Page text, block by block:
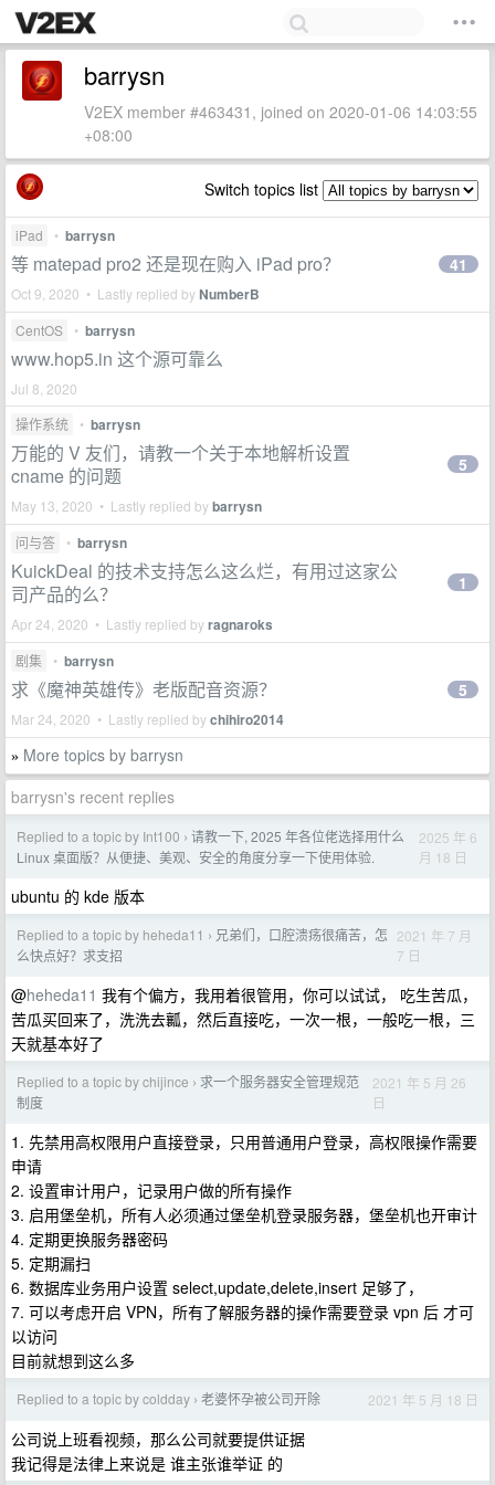
barrysn
V2EX member #463431, joined on 2020-01-06 14:03:55
+08:00
Switch topics list
iPad • barrysn
等 matepad pro2 还是现在购入 iPad pro？
Oct 9, 2020 • Lastly replied byNumberB
41
CentOS • barrysn
www.hop5.in 这个源可靠么
Jul 8, 2020
操作系统
• barrysn
万能的 V 友们，请教一个关于本地解析设置
cname 的问题
May 13, 2020 • Lastly replied bybarrysn
5
问与答 • barrysn
KuickDeal 的技术支持怎么这么烂，有用过这家公
司产品的么？
Apr 24, 2020 • Lastly replied byragnaroks
1
剧集 • barrysn
求《魔神英雄传》老版配音资源？
Mar 24, 2020 • Lastly replied bychihiro2014
5
» More topics by barrysn
barrysn's recent replies
Replied to a topic by Int100 › 请教一下, 2025 年各位佬选择用什么
Linux 桌面版？从便捷、美观、安全的角度分享一下使用体验.
2025 年 6
月 18 日
ubuntu 的 kde 版本
Replied to a topic by heheda11 › 兄弟们，口腔溃疡很痛苦，怎
么快点好？求支招
2021 年 7 月
7 日
@heheda11 我有个偏方，我用着很管用，你可以试试， 吃生苦瓜，
苦瓜买回来了，洗洗去瓤，然后直接吃，一次一根，一般吃一根，三
天就基本好了
Replied to a topic by chijince › 求一个服务器安全管理规范
制度
2021 年 5 月 26
日
1. 先禁用高权限用户直接登录，只用普通用户登录，高权限操作需要
申请
2. 设置审计用户，记录用户做的所有操作
3. 启用堡垒机，所有人必须通过堡垒机登录服务器，堡垒机也开审计
4. 定期更换服务器密码
5. 定期漏扫
6. 数据库业务用户设置 select,update,delete,insert 足够了，
7. 可以考虑开启 VPN，所有了解服务器的操作需要登录 vpn 后 才可
以访问
目前就想到这么多
Replied to a topic by coldday › 老婆怀孕被公司开除 2021 年 5 月 18 日
公司说上班看视频，那么公司就要提供证据
我记得是法律上来说是 谁主张谁举证 的